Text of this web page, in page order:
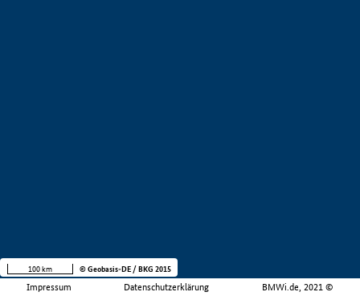
Impressum Datenschutzerklärung BMWi.de, 2021 ©
100 km © Geobasis-DE / BKG 2015